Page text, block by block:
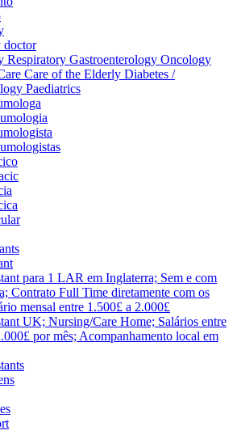
doctor
Respiratory Gastroenterology Oncology
Care of the Elderly Diabetes /
Paediatrics
para 1 LAR em Inglaterra; Sem e com
Contrato Full Time diretamente com os
mensal entre 1.500£ a 2.000£
UK; Nursing/Care Home; Salários entre
por mês; Acompanhamento local em